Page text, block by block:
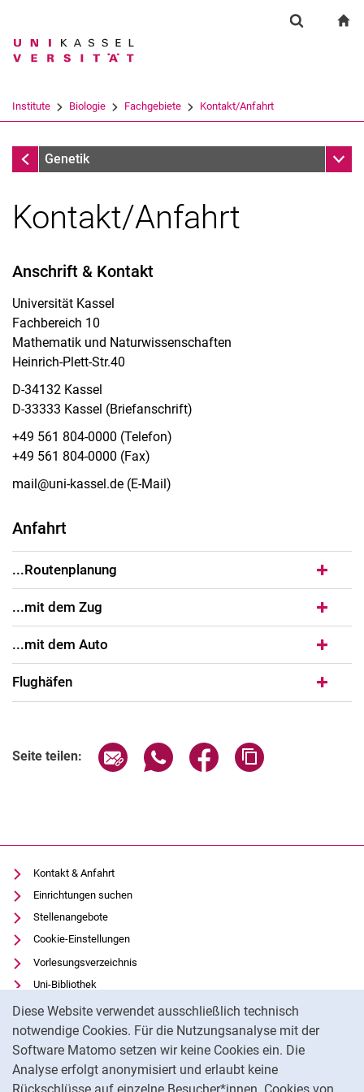
Springe direkt zu: Inhalt
Springe direkt zu: Suche
Springe direkt zu:
Diese Website verwendet ausschließlich technisch
notwendige Cookies. Für die Nutzungsanalyse mit der
Software Matomo setzen wir keine Cookies ein. Die
Analyse erfolgt anonymisiert und erlaubt keine
Suchbegriff
Suchen (öffnet externen Link in einem
Institute Biologie Fachgebiete Kontakt/Anfahrt
Fachgebiete
Genetik
Kontakt/Anfahrt
Anschrift & Kontakt
Universität Kassel
Fachbereich 10
Mathematik und Naturwissenschaften
Heinrich-Plett-Str.40
D-34132 Kassel
D-33333 Kassel (Briefanschrift)
+49 561 804-0000 (Telefon)
+49 561 804-0000 (Fax)
mail@uni-kassel.de (E-Mail)
Anfahrt
...Routenplanung
...mit dem Zug
...mit dem Auto
Flug­hä­fen
Seite teilen: Seite über E-Mail teilen
Seite über WhatsApp teilen
Seite über Facebook
Kontakt & Anfahrt
Einrichtungen suchen
Stellenangebote
Cookie-Einstellungen
Vorlesungsverzeichnis
Uni-Bibliothek
Moodle
Panopto
Datenschutz
Barrierefreiheit